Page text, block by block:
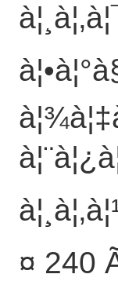
¤ 240